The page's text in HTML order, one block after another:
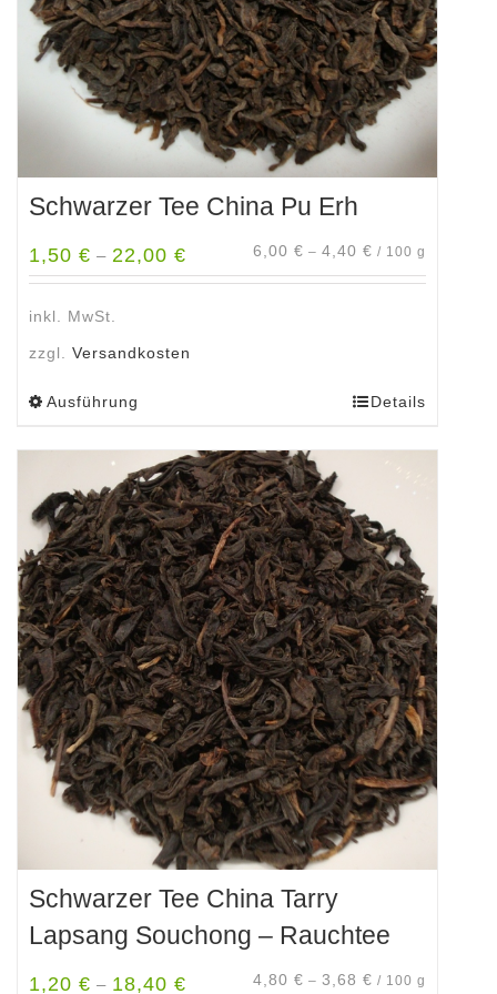
Produktseite
gewählt
werden
Schwarzer Tee China Pu Erh
1,50 € – 22,00 € 6,00 € – 4,40 € / 100 g
inkl. MwSt.
zzgl. Versandkosten
Ausführung
weist
mehrere
Varianten
auf.
Die
Optionen
können
auf
der
Produktseite
gewählt
werden
Details
Schwarzer Tee China Tarry
Lapsang Souchong – Rauchtee
1,20 € – 18,40 € 4,80 € – 3,68 € / 100 g